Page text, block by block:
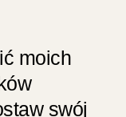
moich
swój